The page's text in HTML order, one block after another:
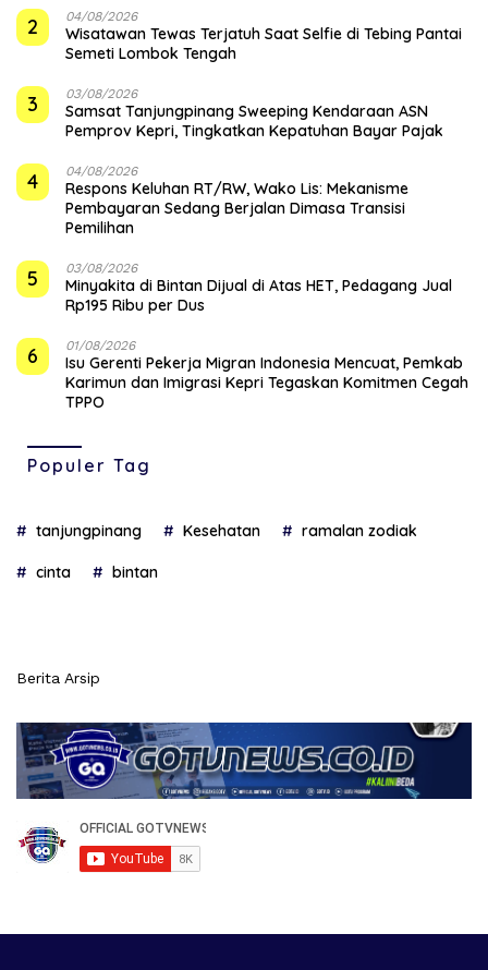
2 04/08/2026
Wisatawan Tewas Terjatuh Saat Selfie di Tebing Pantai
Semeti Lombok Tengah
3 03/08/2026
Samsat Tanjungpinang Sweeping Kendaraan ASN
Pemprov Kepri, Tingkatkan Kepatuhan Bayar Pajak
4 04/08/2026
‎Respons Keluhan RT/RW, Wako Lis: Mekanisme
Pembayaran Sedang Berjalan Dimasa Transisi
Pemilihan
5 03/08/2026
Minyakita di Bintan Dijual di Atas HET, Pedagang Jual
Rp195 Ribu per Dus
6 01/08/2026
Isu Gerenti Pekerja Migran Indonesia Mencuat, Pemkab
Karimun dan Imigrasi Kepri Tegaskan Komitmen Cegah
TPPO
Populer Tag
tanjungpinang Kesehatan ramalan zodiak
cinta bintan
Berita Arsip